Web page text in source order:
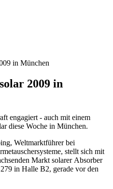
in München
2009 in
engagiert - auch mit einem
diese Woche in München.
Weltmarktführer bei
stellt sich mit
Markt solarer Absorber
in Halle B2, gerade vor den